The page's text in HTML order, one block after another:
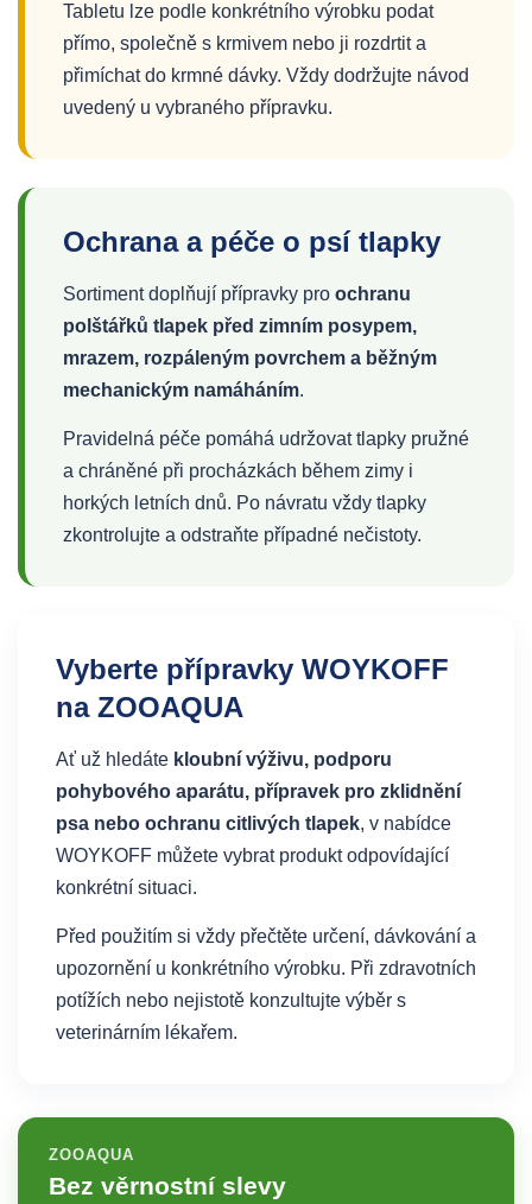
Tabletu lze podle konkrétního výrobku podat
přímo, společně s krmivem nebo ji rozdrtit a
přimíchat do krmné dávky. Vždy dodržujte návod
uvedený u vybraného přípravku.
Ochrana a péče o psí tlapky
Sortiment doplňují přípravky pro ochranu
polštářků tlapek před zimním posypem,
mrazem, rozpáleným povrchem a běžným
mechanickým namáháním.
Pravidelná péče pomáhá udržovat tlapky pružné
a chráněné při procházkách během zimy i
horkých letních dnů. Po návratu vždy tlapky
zkontrolujte a odstraňte případné nečistoty.
Vyberte přípravky WOYKOFF
na ZOOAQUA
Ať už hledáte kloubní výživu, podporu
pohybového aparátu, přípravek pro zklidnění
psa nebo ochranu citlivých tlapek, v nabídce
WOYKOFF můžete vybrat produkt odpovídající
konkrétní situaci.
Před použitím si vždy přečtěte určení, dávkování a
upozornění u konkrétního výrobku. Při zdravotních
potížích nebo nejistotě konzultujte výběr s
veterinárním lékařem.
ZOOAQUA
Bez věrnostní slevy